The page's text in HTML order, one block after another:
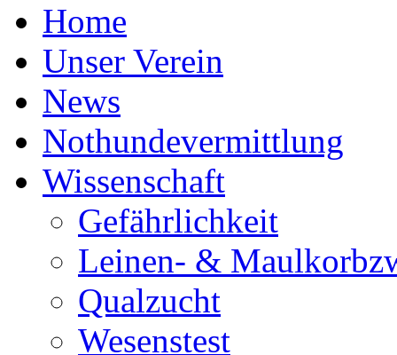
Home
Unser Verein
News
Nothundevermittlung
Wissenschaft
Gefährlichkeit
Leinen- &
Qualzucht
Wesenstest